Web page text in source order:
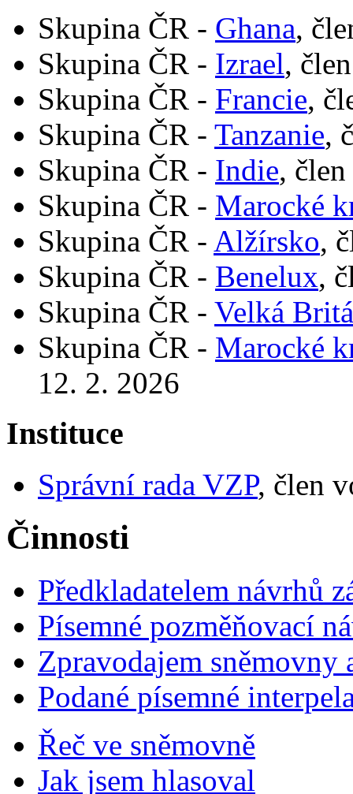
Skupina ČR - Ghana,
Skupina ČR - Izrael,
Skupina ČR - Francie,
Skupina ČR - Tanzanie,
Skupina ČR - Indie,
Skupina ČR - Marocké
Skupina ČR - Alžírsko,
Skupina ČR - Benelux,
Skupina ČR - Velká
Skupina ČR - Marocké
12. 2. 2026
Instituce
Správní rada VZP, člen
Činnosti
Předkladatelem návrhů
Písemné pozměňovací
Zpravodajem
Podané písemné
Řeč ve sněmovně
Jak jsem hlasoval